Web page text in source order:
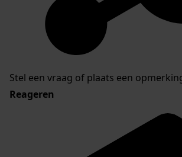
Stel een vraag of plaats een
Reageren